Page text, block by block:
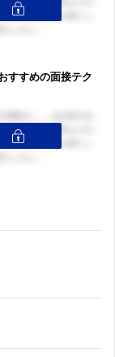
すすめの面接テク